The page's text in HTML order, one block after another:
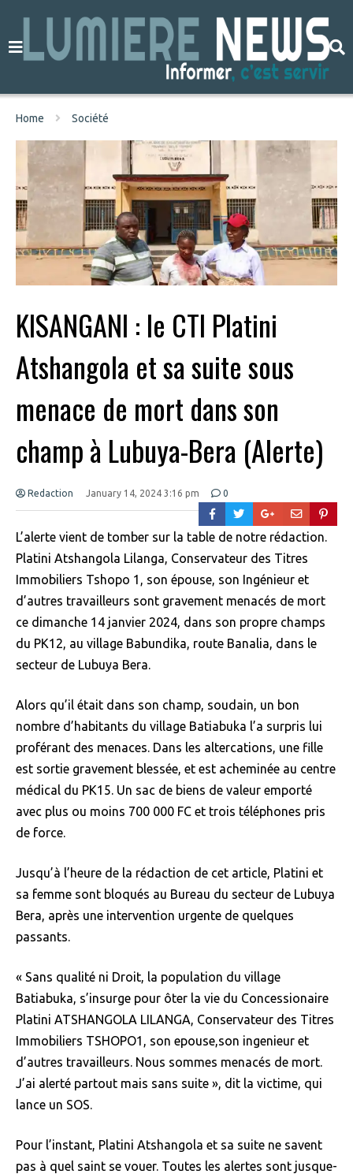
Home Société
KISANGANI : le CTI Platini
Atshangola et sa suite sous
menace de mort dans son
champ à Lubuya-Bera (Alerte)
Redaction January 14, 2024 3:16 pm 0
L’alerte vient de tomber sur la table de notre rédaction.
Platini Atshangola Lilanga, Conservateur des Titres
Immobiliers Tshopo 1, son épouse, son Ingénieur et
d’autres travailleurs sont gravement menacés de mort
ce dimanche 14 janvier 2024, dans son propre champs
du PK12, au village Babundika, route Banalia, dans le
secteur de Lubuya Bera.
Alors qu’il était dans son champ, soudain, un bon
nombre d’habitants du village Batiabuka l’a surpris lui
proférant des menaces. Dans les altercations, une fille
est sortie gravement blessée, et est acheminée au centre
médical du PK15. Un sac de biens de valeur emporté
avec plus ou moins 700 000 FC et trois téléphones pris
de force.
Jusqu’à l’heure de la rédaction de cet article, Platini et
sa femme sont bloqués au Bureau du secteur de Lubuya
Bera, après une intervention urgente de quelques
passants.
« Sans qualité ni Droit, la population du village
Batiabuka, s’insurge pour ôter la vie du Concessionaire
Platini ATSHANGOLA LILANGA, Conservateur des Titres
Immobiliers TSHOPO1, son epouse,son ingenieur et
d’autres travailleurs. Nous sommes menacés de mort.
J’ai alerté partout mais sans suite », dit la victime, qui
lance un SOS.
Pour l’instant, Platini Atshangola et sa suite ne savent
pas à quel saint se vouer. Toutes les alertes sont jusque-